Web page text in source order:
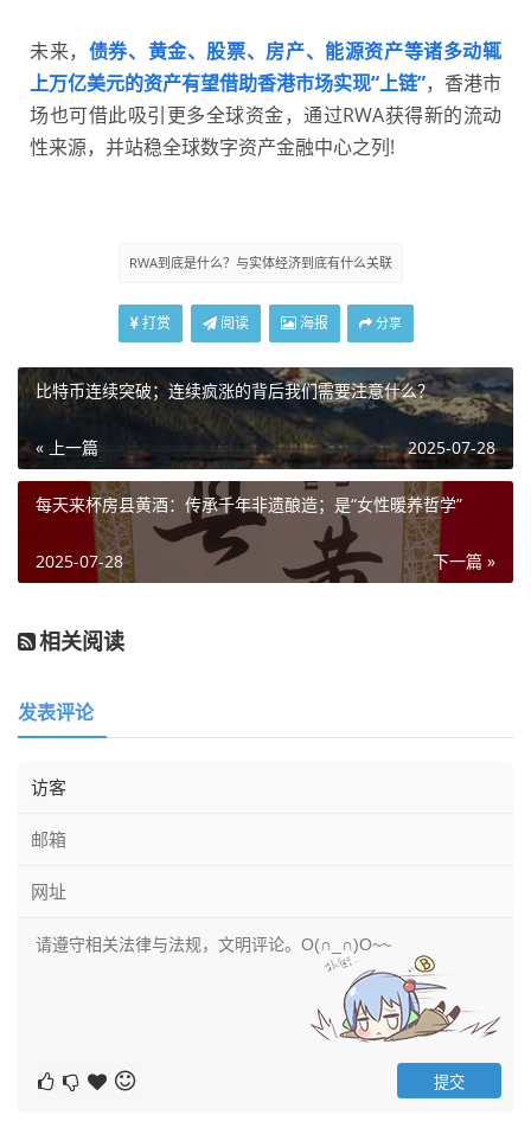
未来， 债券、黄金、股票、房产、能源资产等诸多动辄
上万亿美元的资产有望借助香港市场实现“上链”，香港市
场也可借此吸引更多全球资金，通过RWA获得新的流动
性来源，并站稳全球数字资产金融中心之列!
RWA到底是什么？与实体经济到底有什么关联
打赏 阅读 海报 分享
比特币连续突破；连续疯涨的背后我们需要注意什么？
« 上一篇 2025-07-28
每天来杯房县黄酒：传承千年非遗酿造；是“女性暖养哲学”
下一篇 »
2025-07-28
相关阅读
发表评论